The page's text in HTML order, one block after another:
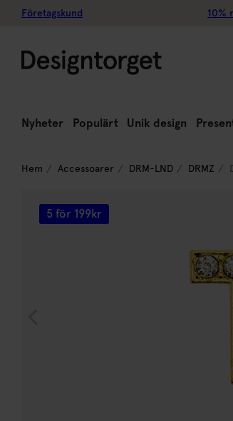
Företagskund 10%
Nyheter Populärt Unik design
Hem Accessoarer DRM-LND DRMZ
5 för 199kr